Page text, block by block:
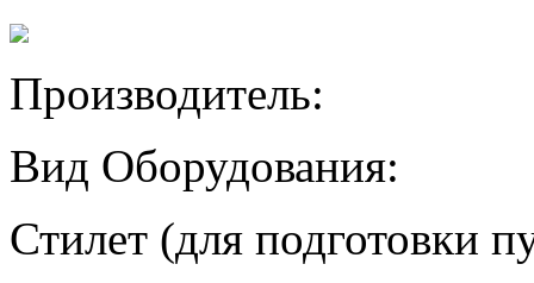
Производитель:
Вид Оборудования:
Стилет (для подготовки